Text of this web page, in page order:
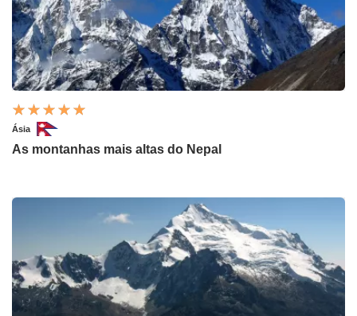
Ásia
As montanhas mais altas do Nepal